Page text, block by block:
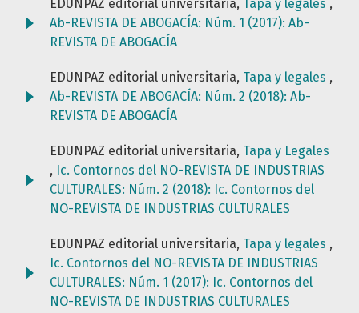
EDUNPAZ editorial universitaria, Tapa y legales ,
Ab-REVISTA DE ABOGACÍA: Núm. 1 (2017): Ab-
REVISTA DE ABOGACÍA
EDUNPAZ editorial universitaria, Tapa y legales ,
Ab-REVISTA DE ABOGACÍA: Núm. 2 (2018): Ab-
REVISTA DE ABOGACÍA
EDUNPAZ editorial universitaria, Tapa y Legales
, Ic. Contornos del NO-REVISTA DE INDUSTRIAS
CULTURALES: Núm. 2 (2018): Ic. Contornos del
NO-REVISTA DE INDUSTRIAS CULTURALES
EDUNPAZ editorial universitaria, Tapa y legales ,
Ic. Contornos del NO-REVISTA DE INDUSTRIAS
CULTURALES: Núm. 1 (2017): Ic. Contornos del
NO-REVISTA DE INDUSTRIAS CULTURALES